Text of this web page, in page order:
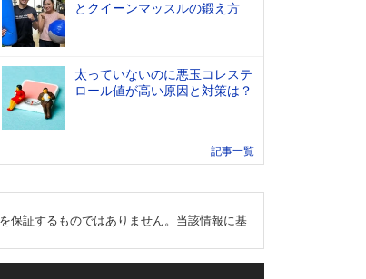
とクイーンマッスルの鍛え方
太っていないのに悪玉コレステ
ロール値が高い原因と対策は？
記事一覧
保証するものではありません。当該情報に基